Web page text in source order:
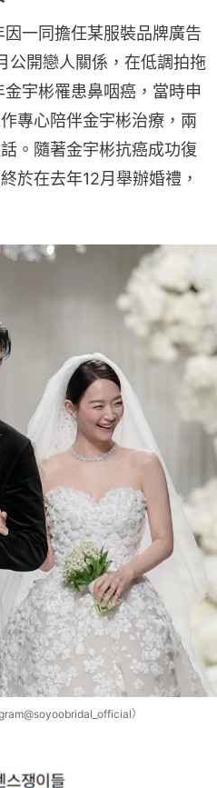
一同擔任某服裝品牌廣告
公開戀人關係，在低調拍拖
宇彬罹患鼻咽癌，當時申
專心陪伴金宇彬治療，兩
。隨著金宇彬抗癌成功復
於在去年12月舉辦婚禮，
）